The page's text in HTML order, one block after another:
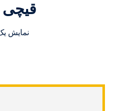
قیچی
نمایش